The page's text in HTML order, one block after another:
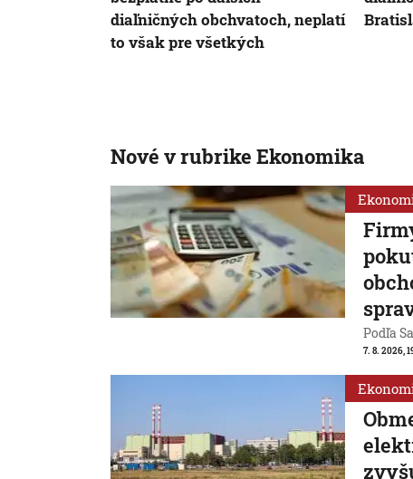
diaľničných obchvatoch, neplatí
to však pre všetkých
Nové v rubrike Ekonomika
Podľa
7. 8. 2026,